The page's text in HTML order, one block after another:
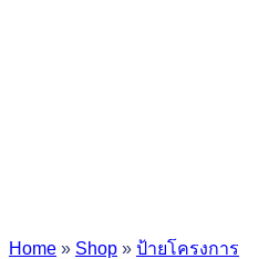
Home » Shop » ป้ายโครงการ